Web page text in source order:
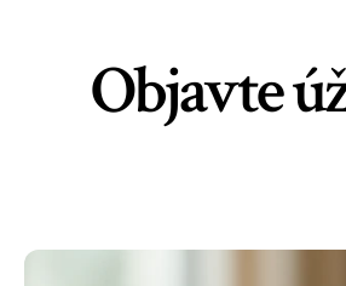
Objavte